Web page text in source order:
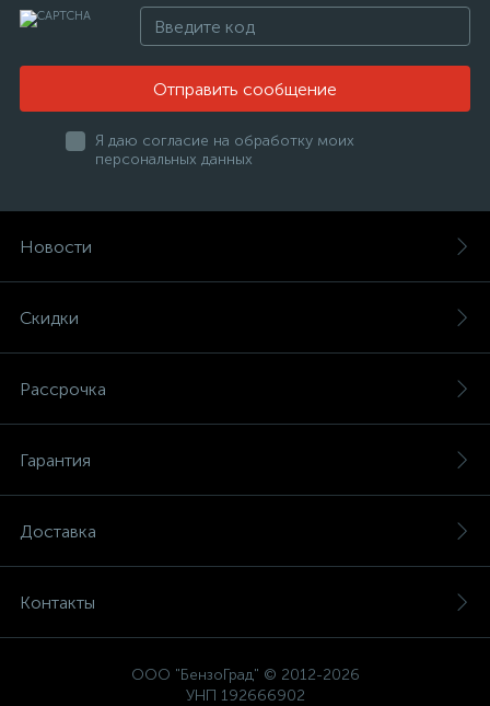
Отправить сообщение
Я даю согласие на обработку моих
персональных данных
Новости
Скидки
Рассрочка
Гарантия
Доставка
Контакты
ООО "БензоГрад" © 2012-2026
УНП 192666902